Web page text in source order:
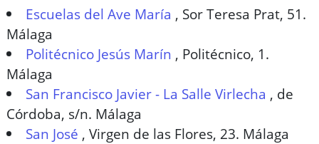
Escuelas del Ave María , Sor Teresa Prat, 51.
Málaga
Politécnico Jesús Marín , Politécnico, 1.
Málaga
San Francisco Javier - La Salle Virlecha , de
Córdoba, s/n. Málaga
San José ,Virgen de las Flores, 23. Málaga